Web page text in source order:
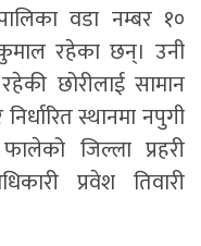
वडा नम्बर १०
रहेका छन्। उनी
छोरीलाई सामान
स्थानमा नपुगी
जिल्ला प्रहरी
प्रवेश तिवारी